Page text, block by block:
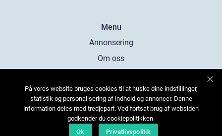
Menu
Annonsering
Om oss
Kontakta oss
Sitemap
På vores website bruges cookies til at huske dine indstillinger,
statistik og personalisering af indhold og annoncer. Denne
information deles med tredjepart. Ved fortsat brug af websiden
godkender du cookiepolitikken.
Ok
Privatlivspolitik